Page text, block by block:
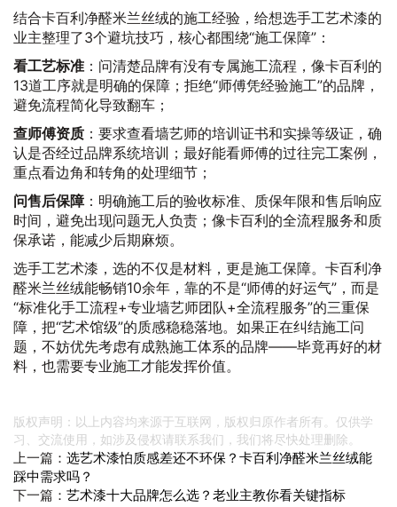
结合卡百利净醛米兰丝绒的施工经验，给想选手工艺术漆的
业主整理了3个避坑技巧，核心都围绕“施工保障”：
看工艺标准 ：问清楚品牌有没有专属施工流程，像卡百利的
13道工序就是明确的保障；拒绝“师傅凭经验施工”的品牌，
避免流程简化导致翻车；
查师傅资质 ：要求查看墙艺师的培训证书和实操等级证，确
认是否经过品牌系统培训；最好能看师傅的过往完工案例，
重点看边角和转角的处理细节；
问售后保障：明确施工后的验收标准、质保年限和售后响应
时间，避免出现问题无人负责；像卡百利的全流程服务和质
保承诺，能减少后期麻烦。
选手工艺术漆，选的不仅是材料，更是施工保障。卡百利净
醛米兰丝绒能畅销10余年，靠的不是“师傅的好运气”，而是
“标准化手工流程+专业墙艺师团队+全流程服务”的三重保
障，把“艺术馆级”的质感稳稳落地。如果正在纠结施工问
题，不妨优先考虑有成熟施工体系的品牌——毕竟再好的材
料，也需要专业施工才能发挥价值。
版权声明：以上内容均来源于互联网，版权归原作者所有。仅供学
习、交流使用，如涉及侵权请联系我们，我们将尽快处理删除。
上一篇： 选艺术漆怕质感差还不环保？卡百利净醛米兰丝绒能
踩中需求吗？
下一篇： 艺术漆十大品牌怎么选？老业主教你看关键指标